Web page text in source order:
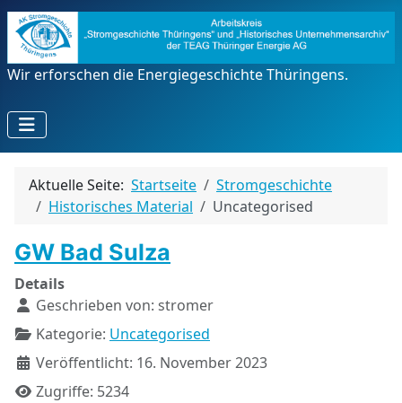
Wir erforschen die Energiegeschichte Thüringens.
Aktuelle Seite: Startseite
Stromgeschichte
Historisches Material
Uncategorised
GW Bad Sulza
Details
Geschrieben von: stromer
Kategorie: Uncategorised
Veröffentlicht: 16. November 2023
Zugriffe: 5234